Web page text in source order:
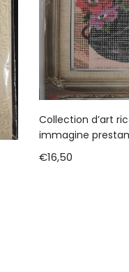
Collection d’art
immagine
€16,50